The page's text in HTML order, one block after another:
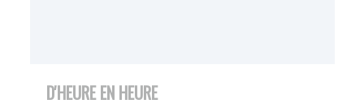
D'HEURE EN HEURE